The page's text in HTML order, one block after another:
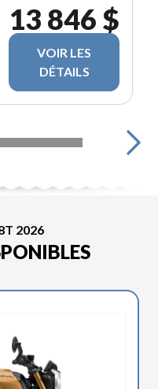
13 846 $
VOIR LES
DÉTAILS
2026